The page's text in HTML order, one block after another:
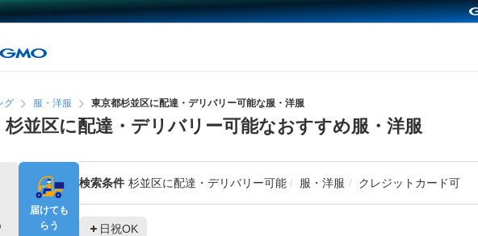
グ 服・洋服 東京都杉並区に配達・デリバリー可能な服・洋服
杉並区に配達・デリバリー可能なおすすめ服・洋服
検索条件 杉並区に配達・デリバリー可能 服・洋服 クレジットカード可
日祝OK
届けても
らう